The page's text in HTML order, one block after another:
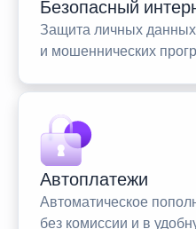
Безопасный
Защита личных данных
и мошеннических
Автоплатежи
Автоматическое
без комиссии и в